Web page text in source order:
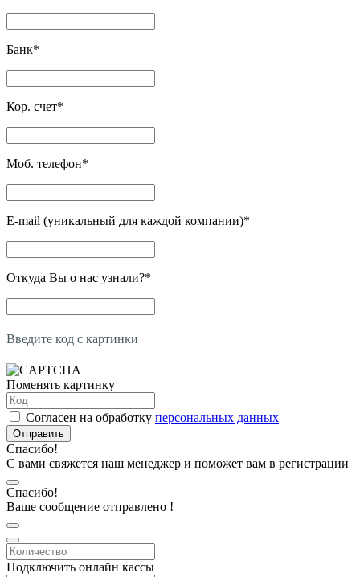
Банк*
Кор. счет*
Моб. телефон*
E-mail (уникальный для каждой компании)*
Откуда Вы о нас узнали?*
Введите код с картинки
Поменять картинку
Согласен на обработку персональных данных
Отправить
Спасибо!
С вами свяжется наш менеджер и поможет вам в регистрации
Спасибо!
Ваше сообщение отправлено !
Подключить онлайн кассы